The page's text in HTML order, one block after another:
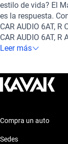
estilo de vida? El
es la respuesta.
CAR AUDIO 6AT, R
CAR AUDIO 6AT, R
DIESEL AWD CAR
Automático,
Leer más
Compra un auto
Sedes